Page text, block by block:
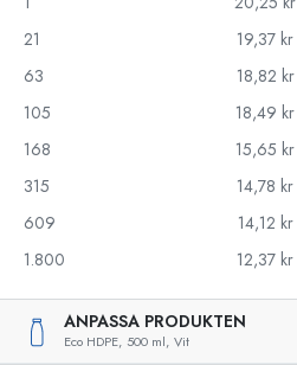
21
19,37 kr
63
18,82 kr
105
18,49 kr
168
15,65 kr
315
14,78 kr
609
14,12 kr
1.800
12,37 kr
ANPASSA PRODUKTEN
Eco HDPE, 500 ml, Vit